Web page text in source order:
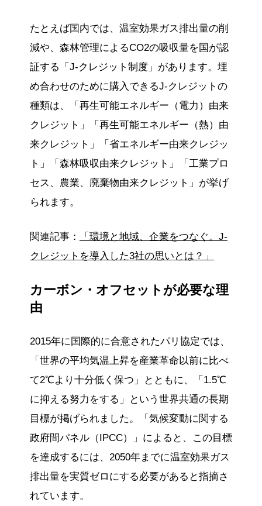
たとえば国内では、温室効果ガス排出量の削
減や、森林管理によるCO2の吸収量を国が認
証する「J-クレジット制度」があります。埋
め合わせのために購入できるJ-クレジットの
種類は、「再生可能エネルギー（電力）由来
クレジット」「再生可能エネルギー（熱）由
来クレジット」「省エネルギー由来クレジッ
ト」「森林吸収由来クレジット」「工業プロ
セス、農業、廃棄物由来クレジット」が挙げ
られます。
関連記事：
「環境と地域、企業をつなぐ。J-
クレジットを導入した3社の思いとは？」
カーボン・オフセットが必要な理
由
2015年に国際的に合意されたパリ協定では、
「世界の平均気温上昇を産業革命以前に比べ
て2℃より十分低く保つ」とともに、「1.5℃
に抑える努力をする」という世界共通の長期
目標が掲げられました。「気候変動に関する
政府間パネル（IPCC）」によると、この目標
を達成するには、2050年までに温室効果ガス
排出量を実質ゼロにする必要があると指摘さ
れています。